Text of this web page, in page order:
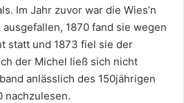
Im Jahr zuvor war die Wies’n
1870 fand sie wegen
statt und 1873 fiel sie der
der Michel ließ sich nicht
anlässlich des 150jährigen
nachzulesen.